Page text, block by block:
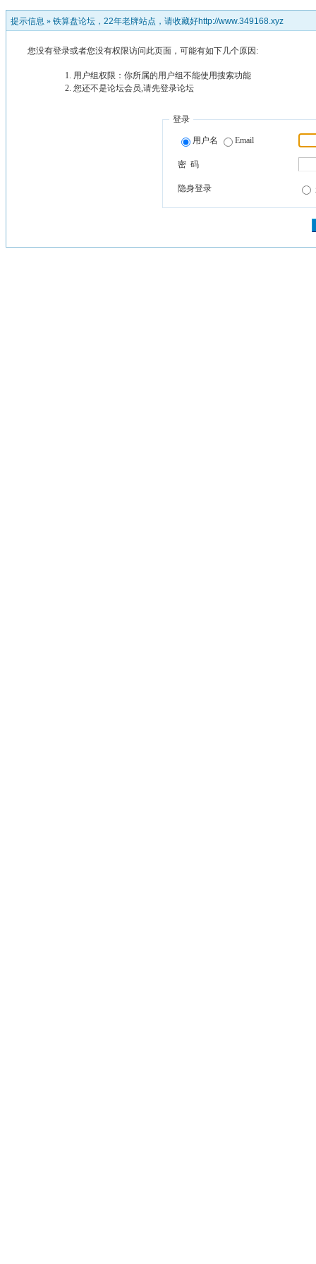
提示信息 » 铁算盘论坛，22年老牌站点，请收藏好http://www.349168.xyz
您没有登录或者您没有权限访问此页面，可能有如下几个原因:
用户组权限：你所属的用户组不能使用搜索功能
您还不是论坛会员,请先登录论坛
登录
用户名 Email
密 码
隐身登录